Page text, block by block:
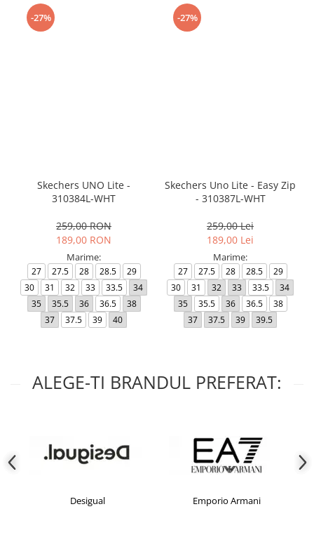
-27%
Skechers UNO Lite -
310384L-WHT
259,00 RON
189,00 RON
Marime:
27 27.5 28 28.5
29
30
31 32 33 33.5
34
35
35.5 36 36.5
38
37
37.5 39 40
-27%
Skechers Uno Lite - Easy Zip
- 310387L-WHT
259,00 Lei
189,00 Lei
Marime:
27 27.5 28 28.5
29
30
31 32 33 33.5
34
35
35.5 36 36.5
38
37
37.5 39 39.5
ALEGE-TI BRANDUL PREFERAT:
Desigual Emporio Armani